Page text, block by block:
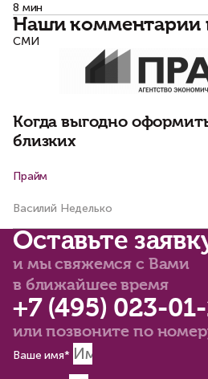
8 мин
Наши
СМИ
Когда выгодно
близких
Прайм
Василий Неделько
Оставьте
и мы свяжемся с Вами
в ближайшее время
+7 (495) 023-
или позвоните по
Ваше имя*